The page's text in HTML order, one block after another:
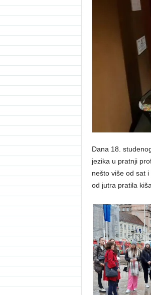
Dana 18.
jezika u pratnji
nešto više od sat
od jutra pratila kiša.